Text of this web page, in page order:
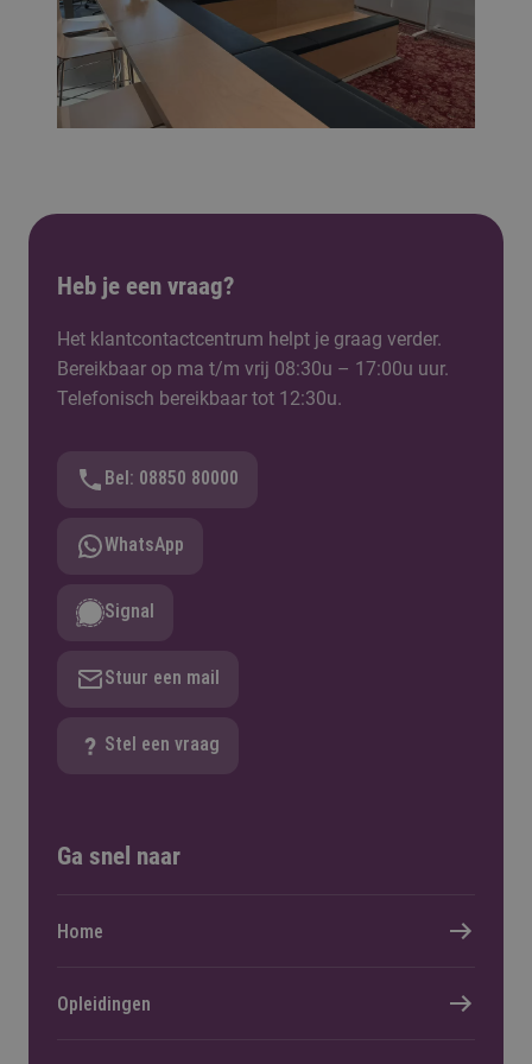
Heb je een vraag?
Het klantcontactcentrum helpt je graag verder.
Bereikbaar op ma t/m vrij 08:30u – 17:00u uur.
Telefonisch bereikbaar tot 12:30u.
Bel: 08850 80000
WhatsApp
Signal
Stuur een mail
Stel een vraag
Ga snel naar
Home
Opleidingen